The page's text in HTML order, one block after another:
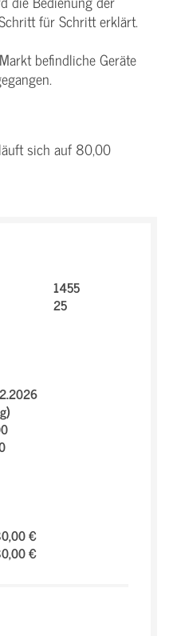
für Schritt erklärt.
befindliche Geräte
sich auf 80,00
1455
25
€
€